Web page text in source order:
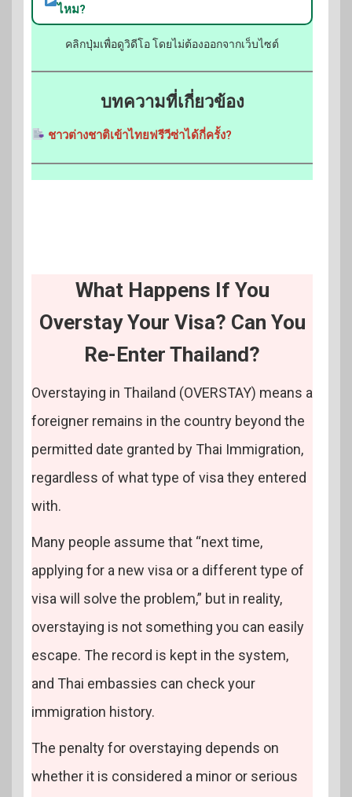
ไหม?
คลิกปุ่มเพื่อดูวิดีโอ โดยไม่ต้องออกจากเว็บไซต์
บทความที่เกี่ยวข้อง
ชาวต่างชาติเข้าไทยฟรีวีซ่าได้กี่ครั้ง?
What Happens If You
Overstay Your Visa? Can You
Re-Enter Thailand?
Overstaying in Thailand (OVERSTAY) means a
foreigner remains in the country beyond the
permitted date granted by Thai Immigration,
regardless of what type of visa they entered
with.
Many people assume that “next time,
applying for a new visa or a different type of
visa will solve the problem,” but in reality,
overstaying is not something you can easily
escape. The record is kept in the system,
and Thai embassies can check your
immigration history.
The penalty for overstaying depends on
whether it is considered a minor or serious